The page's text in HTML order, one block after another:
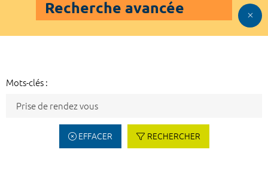
Recherche avancée
Mots-clés :
EFFACER RECHERCHER